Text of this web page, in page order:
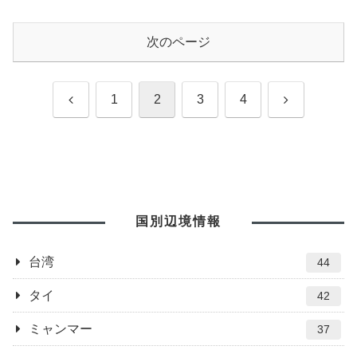
次のページ
前 1 2 3 4 次
国別辺境情報
台湾 44
タイ 42
ミャンマー 37